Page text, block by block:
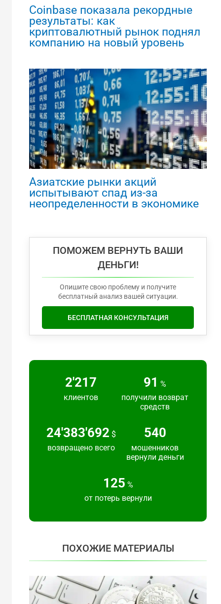
Coinbase показала рекордные
результаты: как
криптовалютный рынок поднял
компанию на новый уровень
Азиатские рынки акций
испытывают спад из-за
неопределенности в экономике
ПОМОЖЕМ ВЕРНУТЬ ВАШИ
ДЕНЬГИ!
Опишите свою проблему и получите
бесплатный анализ вашей ситуации.
БЕСПЛАТНАЯ КОНСУЛЬТАЦИЯ
2'217
клиентов
91 %
получили возврат
средств
24'383'692 $
возвращено всего
540
мошенников
вернули деньги
125 %
от потерь вернули
ПОХОЖИЕ МАТЕРИАЛЫ